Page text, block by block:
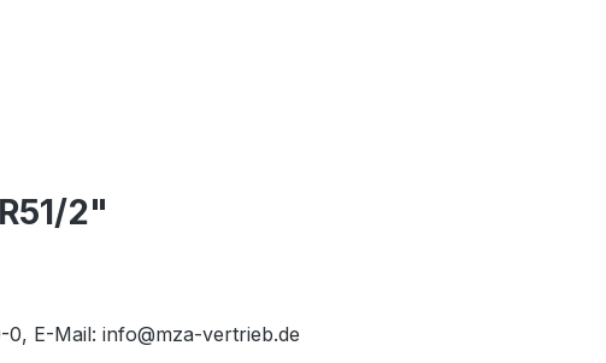
2"
E-Mail: info@mza-vertrieb.de